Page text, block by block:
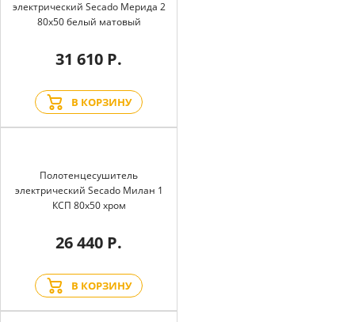
электрический Secado Мерида 2
80x50 белый матовый
31 610 Р.
В КОРЗИНУ
Полотенцесушитель
электрический Secado Милан 1
КСП 80x50 хром
26 440 Р.
В КОРЗИНУ